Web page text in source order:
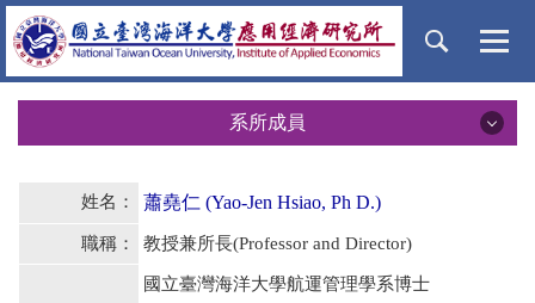
跳
到
主
要
容
系所成員
姓名： 蕭堯仁 (Yao-Jen Hsiao, Ph D.)
職稱： 教授兼所長(Professor and Director)
國立臺灣海洋大學航運管理學系博士